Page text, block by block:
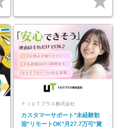
ＦＪＵＴプラス株式会社
カスタマーサポート*未経験歓
迎*リモートOK*月27.7万可*賞